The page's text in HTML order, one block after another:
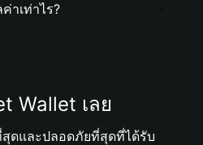
าเท่าไร?
Wallet เลย
ดและปลอดภัยที่สุดที่ได้รับ